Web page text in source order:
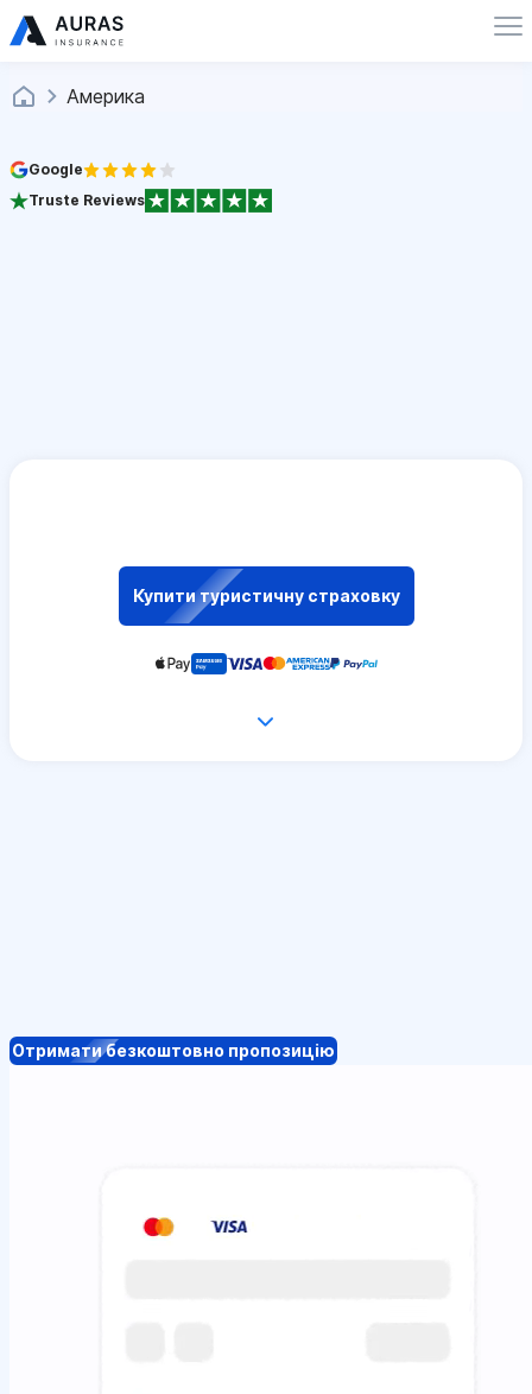
Америка
Google
Truste Reviews
Купити туристичну страховку
Отримати безкоштовно пропозицію